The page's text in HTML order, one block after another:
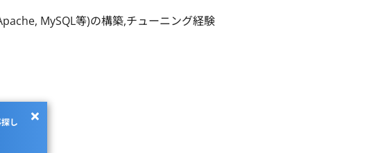
し
MySQL等)の構築,チューニング経験